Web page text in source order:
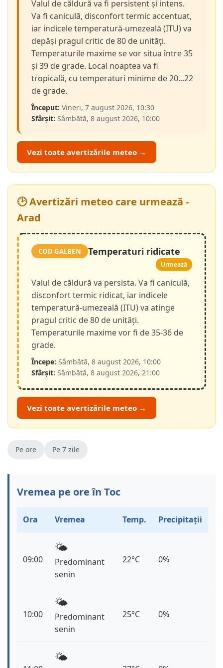
Valul de căldură va fi persistent și intens.
Va fi caniculă, disconfort termic accentuat,
iar indicele temperatură-umezeală (ITU) va
depăși pragul critic de 80 de unități.
Temperaturile maxime se vor situa între 35
și 39 de grade. Local noaptea va fi
tropicală, cu temperaturi minime de 20...22
de grade.
Început: Vineri, 7 august 2026, 10:30
Sfârșit: Sâmbătă, 8 august 2026, 10:00
Vezi toate avertizările meteo →
🕑 Avertizări meteo care urmează -
Arad
COD GALBEN Temperaturi ridicate
Urmează
Valul de căldură va persista. Va fi caniculă,
disconfort termic ridicat, iar indicele
temperatură-umezeală (ITU) va atinge
pragul critic de 80 de unități.
Temperaturile maxime vor fi de 35-36 de
grade.
Începe: Sâmbătă, 8 august 2026, 10:00
Sfârșit: Sâmbătă, 8 august 2026, 21:00
Vezi toate avertizările meteo →
Pe ore Pe 7 zile
Vremea pe ore în Toc
Ora Vremea Temp. Precipitații
09:00
🌤️
Predominant
senin
22°C 0%
10:00
🌤️
Predominant
senin
25°C 0%
🌤️